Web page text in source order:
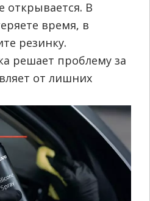
открывается. В
время, в
резинку.
решает проблему за
от лишних